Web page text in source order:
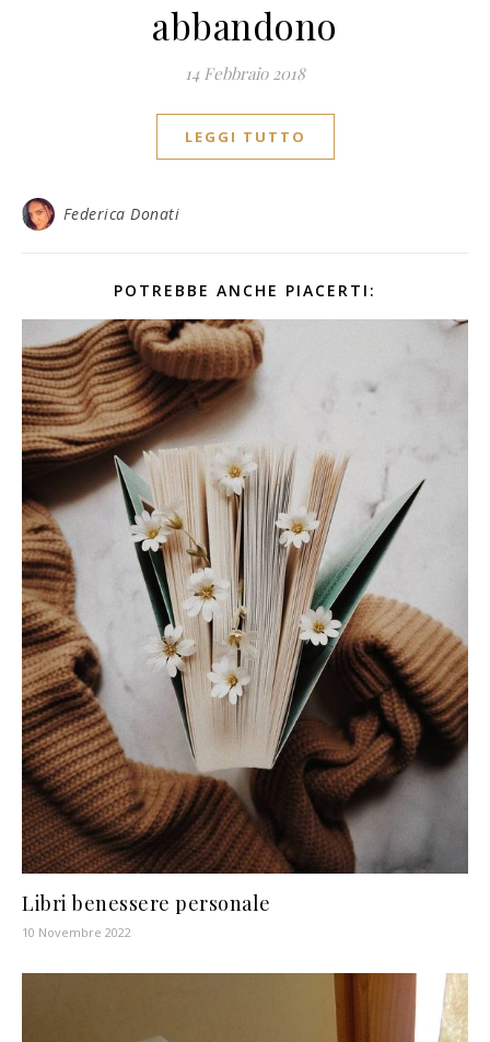
abbandono
14 Febbraio 2018
LEGGI TUTTO
Federica Donati
POTREBBE ANCHE PIACERTI:
Libri benessere personale
10 Novembre 2022